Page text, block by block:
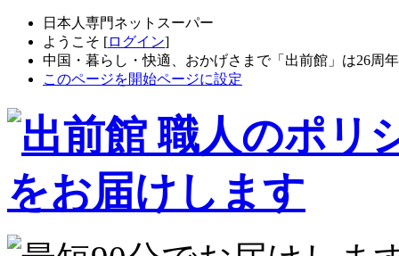
日本人専門ネットスーパー
ようこそ [ログイン]
中国・暮らし・快適、おかげさまで「出前館」は26周
このページを開始ページに設定